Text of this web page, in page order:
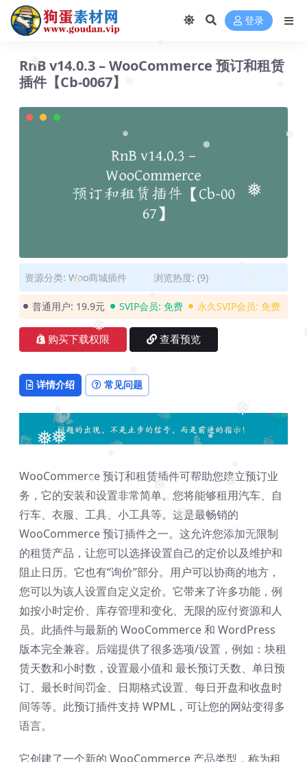
❅
❅
❅
❅
❅
❅
❅
❅
❅
❅
❅
❅
❅
❅
❅
❅
❅
❅
❅
❅
登录
RnB v14.0.3 – WooCommerce 预订和租赁
插件【Cb-0067】
资源分类: Woo商城插件 浏览热度: (9)
普通用户: 19.9元 SVIP会员: 免费 永久SVIP会员: 免费
购买下载权限 查看预览
详情介绍 常见问题
WooCommerce 预订和租赁插件可帮助您建立预订业
务，它的安装和设置非常简单。您将能够租用汽车、自
行车、衣服、工具、小工具等。这是最畅销的
WooCommerce 预订插件之一。这允许您添加无限制
的租赁产品，让您可以选择设置自己的定价以及维护和
阻止日历。它也有“询价”部分。用户可以协商的地方，
您可以为该人设置自定义定价。它带来了许多功能，例
如按小时定价、库存管理和变化、无限的应付资源和人
员。此插件与最新的 WooCommerce 和 WordPress
版本完全兼容。后端提供了很多选项/设置，例如：块租
赁天数和小时数，设置最小值和 最长预订天数、单日预
订、最长时间罚金、日期格式设置、每日开盘和收盘时
间等等。此预订插件支持 WPML，可让您的网站变得多
语言。
它创建了一个新的 WooCommerce 产品类型，称为租